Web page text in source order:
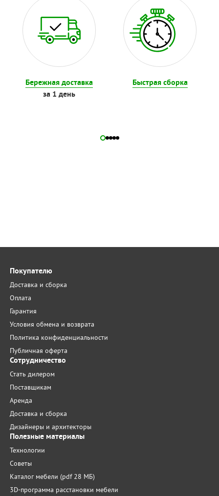
Бережная доставка
за 1 день
Быстрая сборка
Покупателю
Доставка и сборка
Оплата
Гарантия
Условия обмена и возврата
Политика конфиденциальности
Публичная оферта
Сотрудничество
Стать дилером
Поставщикам
Аренда
Доставка и сборка
Дизайнеры и архитекторы
Полезные материалы
Технологии
Советы
Каталог мебели (pdf 28 МБ)
3D-программа расстановки мебели